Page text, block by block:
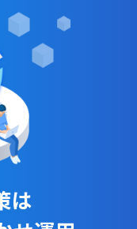
は